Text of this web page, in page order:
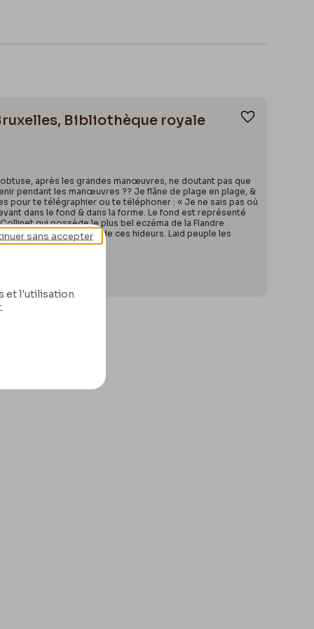
Bibliothèque royale
après les grandes manœuvres, ne doutant pas que
pendant les manœuvres ?? Je flâne de plage en plage, &
pour te télégraphier ou te téléphoner : « Je ne sais pas où
dans le fond & dans la forme. Le fond est représenté
qui possède le plus bel eczéma de la Flandre
me consolaient de ces hideurs. Laid peuple les
Ajouter
et l'utilisation
sans accepter